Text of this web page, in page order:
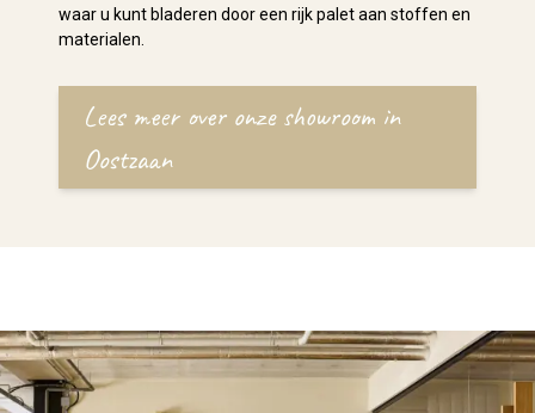
waar u kunt bladeren door een rijk palet aan stoffen en
materialen.
Lees meer over onze showroom in
Oostzaan